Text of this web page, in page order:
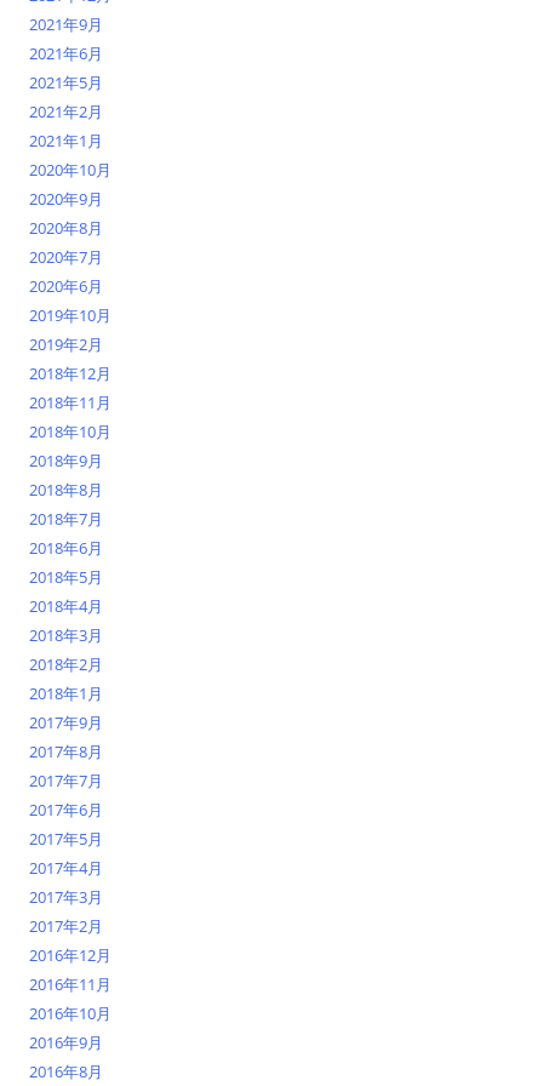
2021年9月
2021年6月
2021年5月
2021年2月
2021年1月
2020年10月
2020年9月
2020年8月
2020年7月
2020年6月
2019年10月
2019年2月
2018年12月
2018年11月
2018年10月
2018年9月
2018年8月
2018年7月
2018年6月
2018年5月
2018年4月
2018年3月
2018年2月
2018年1月
2017年9月
2017年8月
2017年7月
2017年6月
2017年5月
2017年4月
2017年3月
2017年2月
2016年12月
2016年11月
2016年10月
2016年9月
2016年8月